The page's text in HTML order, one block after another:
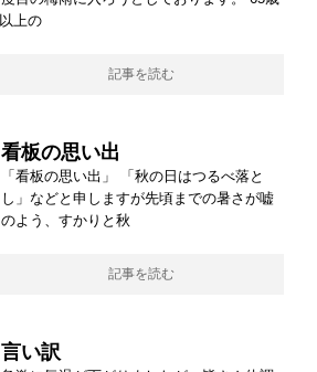
以上の
記事を読む
看板の思い出
「看板の思い出」 「秋の日はつるべ落と
し」などと申しますが先頃までの暑さが嘘
のよう、すかりと秋
記事を読む
言い訳